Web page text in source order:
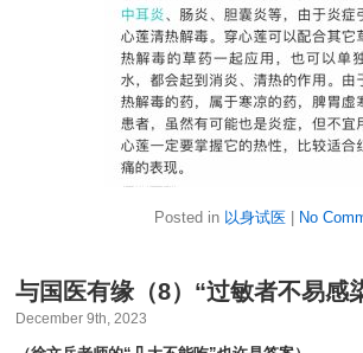
Posted in 以身试医 | No
与国医有缘（8）“过敏者不易感
December 9th, 2023